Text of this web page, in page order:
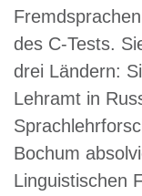
des C-Tests.
drei Ländern:
Lehramt in
Bochum
Linguistischen